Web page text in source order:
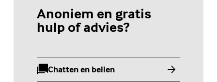
Anoniem en gratis
hulp of advies?
Chatten en bellen
(Externe link)